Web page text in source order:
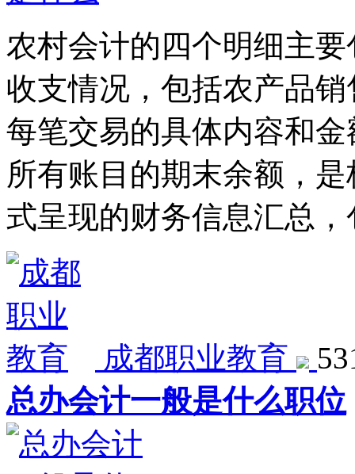
农村会计的四个明细主
收支情况，包括农产品
每笔交易的具体内容和
所有账目的期末余额，
式呈现的财务信息汇总
成都职业教育
总办会计一般是什么职位